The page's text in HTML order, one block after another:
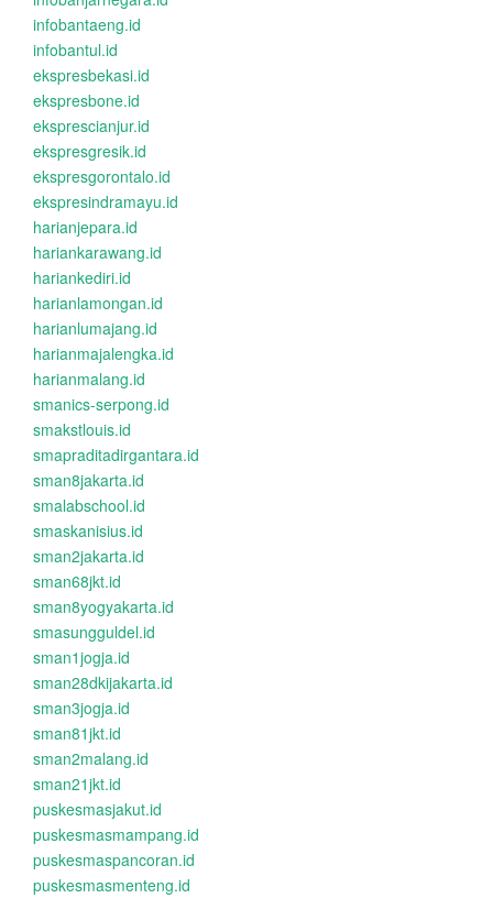
infobantaeng.id
infobantul.id
ekspresbekasi.id
ekspresbone.id
eksprescianjur.id
ekspresgresik.id
ekspresgorontalo.id
ekspresindramayu.id
harianjepara.id
hariankarawang.id
hariankediri.id
harianlamongan.id
harianlumajang.id
harianmajalengka.id
harianmalang.id
smanics-serpong.id
smakstlouis.id
smapraditadirgantara.id
sman8jakarta.id
smalabschool.id
smaskanisius.id
sman2jakarta.id
sman68jkt.id
sman8yogyakarta.id
smasungguldel.id
sman1jogja.id
sman28dkijakarta.id
sman3jogja.id
sman81jkt.id
sman2malang.id
sman21jkt.id
puskesmasjakut.id
puskesmasmampang.id
puskesmaspancoran.id
puskesmasmenteng.id